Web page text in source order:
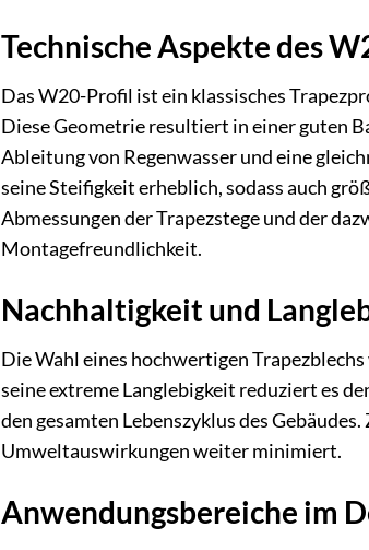
Technische Aspekte des
Das W20-Profil ist ein klassisches
Diese Geometrie resultiert in einer guten
Ableitung von Regenwasser und eine
seine Steifigkeit erheblich, sodass auch
Abmessungen der Trapezstege und der
Montagefreundlichkeit.
Nachhaltigkeit und
Die Wahl eines hochwertigen
seine extreme Langlebigkeit reduziert es
den gesamten Lebenszyklus des
Umweltauswirkungen weiter minimiert.
Anwendungsbereiche im